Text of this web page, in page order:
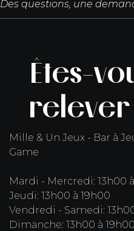
Des questions, une
Êtes-
Mille & Un Jeux - Bar à
Game
Mardi - Mercredi: 13h00
Jeudi: 13h00 à 19h00
Vendredi - Samedi:
Dimanche: 13h00 à 19h00